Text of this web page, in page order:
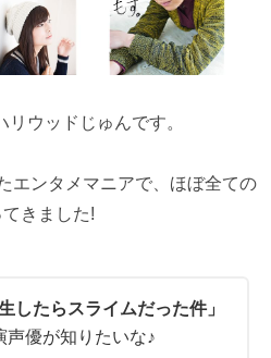
ウッドじゅんです。
エンタメマニアで、ほぼ全ての
きました!
生したらスライムだった件」
声優が知りたいな♪